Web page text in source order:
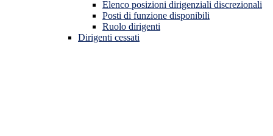
Elenco posizioni dirigenziali discrezionali
Posti di funzione disponibili
Ruolo dirigenti
Dirigenti cessati